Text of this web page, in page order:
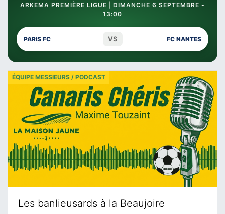
ARKEMA PREMIÈRE LIGUE | DIMANCHE 6 SEPTEMBRE -
13:00
PARIS FC VS FC NANTES
Les banlieusards à la Beaujoire
ÉQUIPE MESSIEURS / PODCAST